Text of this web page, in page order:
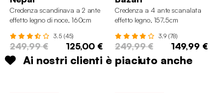
Credenza scandinava a 2 ante
effetto legno di noce, 160cm
3.5 (45)
249,99 € 125,00 €
Credenza a 4 ante scanalata
effetto legno, 157.5cm
3.9 (78)
249,99 € 149,99 €
Ai nostri clienti è piaciuto anche